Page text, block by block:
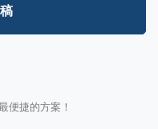
便捷的方案！